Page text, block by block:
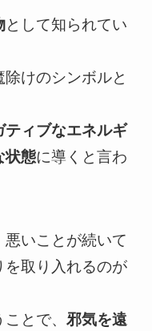
として知られてい
けのシンボルと
ティブなエネルギ
状態に導くと言わ
いことが続いて
を取り入れるのが
とで、 邪気を遠